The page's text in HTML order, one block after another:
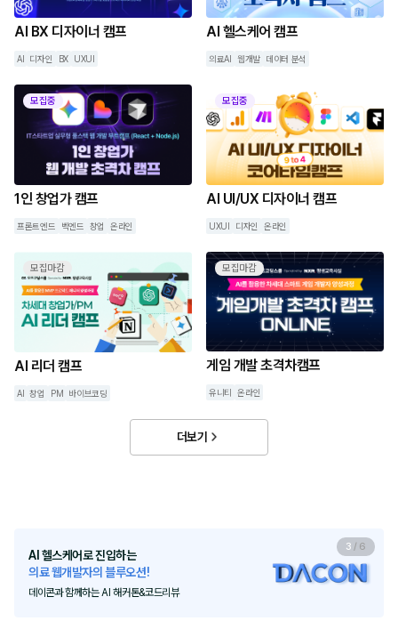
AI BX 디자이너 캠프
AI 디자인 BX UXUI
AI 헬스케어 캠프
의료AI 웹개발 데이터 분석
모집중
1인 창업가 캠프
프론트엔드 벡엔드 창업 온라인
모집중
AI UI/UX 디자이너 캠프
UXUI 디자인 온라인
모집마감
AI 리더 캠프
AI 창업 PM 바이브코딩
모집마감
게임 개발 초격차캠프
유니티 온라인
더보기
AI 헬스케어로 진입하는
의료 웹개발자의 블루오션!
데이콘과 함께하는 AI 해커톤&코드리뷰
3 / 6